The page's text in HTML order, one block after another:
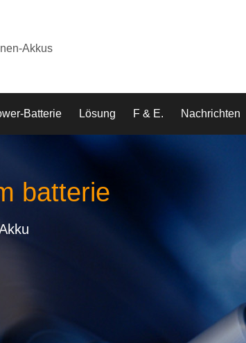
Akkus
Batterie Lösung F & E. Nachrichten
batterie